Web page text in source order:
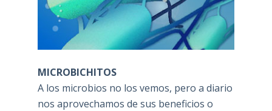
MICROBICHITOS
A los microbios no los vemos, pero a diario
nos aprovechamos de sus beneficios o